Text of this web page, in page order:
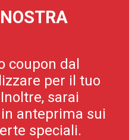
coupon dal
per il tuo
sarai
anteprima sui
speciali.